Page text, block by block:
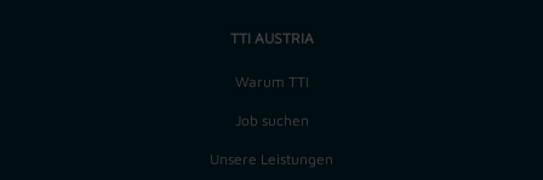
TTI AUSTRIA
Warum TTI
Job suchen
Unsere Leistungen